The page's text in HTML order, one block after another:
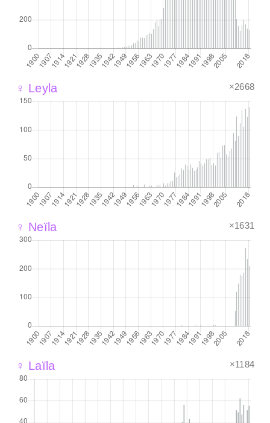
♀ Leyla ×2668
♀ Neïla ×1631
♀ Laïla ×1184